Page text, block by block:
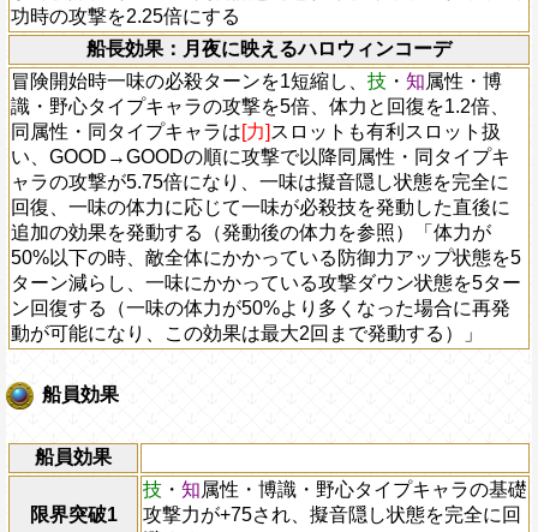
功時の攻撃を2.25倍にする
船長効果：月夜に映えるハロウィンコーデ
冒険開始時一味の必殺ターンを1短縮し、 技 ・ 知属性・博
識・野心タイプキャラの攻撃を5倍、体力と回復を1.2倍、
同属性・同タイプキャラは[力] スロットも有利スロット扱
い、GOOD→GOODの順に攻撃で以降同属性・同タイプキ
ャラの攻撃が5.75倍になり、一味は擬音隠し状態を完全に
回復、一味の体力に応じて一味が必殺技を発動した直後に
追加の効果を発動する（発動後の体力を参照）「体力が
50%以下の時、敵全体にかかっている防御力アップ状態を5
ターン減らし、一味にかかっている攻撃ダウン状態を5ター
ン回復する（一味の体力が50%より多くなった場合に再発
動が可能になり、この効果は最大2回まで発動する）」
船員効果
船員効果
限界突破1
技 ・ 知属性・博識・野心タイプキャラの基礎
攻撃力が+75され、擬音隠し状態を完全に回